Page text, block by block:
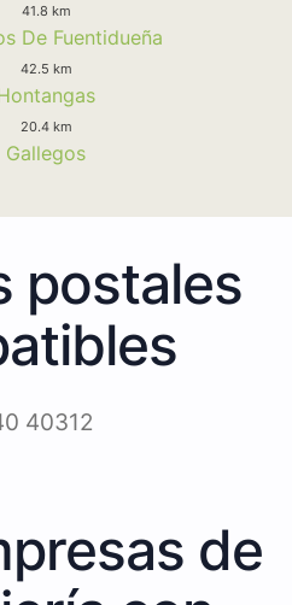
41.8 km
De Fuentidueña
42.5 km
20.4 km
Gallegos
postales
40312
de